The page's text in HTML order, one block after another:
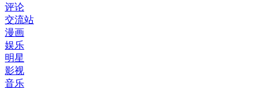
评论
交流站
漫画
娱乐
明星
影视
音乐